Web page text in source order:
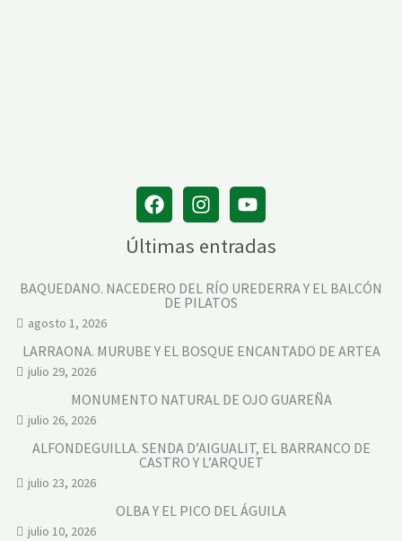
Últimas entradas
BAQUEDANO. NACEDERO DEL RÍO UREDERRA Y EL BALCÓN
DE PILATOS
agosto 1, 2026
LARRAONA. MURUBE Y EL BOSQUE ENCANTADO DE ARTEA
julio 29, 2026
MONUMENTO NATURAL DE OJO GUAREÑA
julio 26, 2026
ALFONDEGUILLA. SENDA D’AIGUALIT, EL BARRANCO DE
CASTRO Y L’ARQUET
julio 23, 2026
OLBA Y EL PICO DEL ÁGUILA
julio 10, 2026